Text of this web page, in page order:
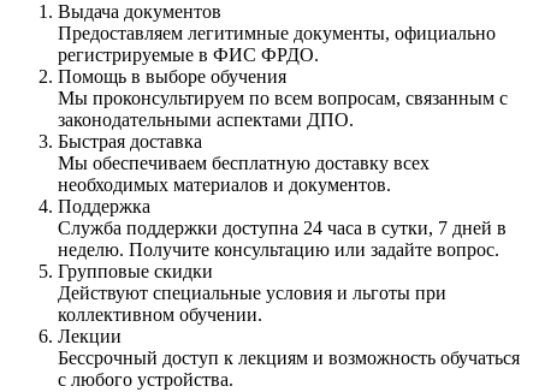
Выдача документов
Предоставляем легитимные документы, официально
регистрируемые в ФИС ФРДО.
Помощь в выборе обучения
Мы проконсультируем по всем вопросам, связанным с
законодательными аспектами ДПО.
Быстрая доставка
Мы обеспечиваем бесплатную доставку всех
необходимых материалов и документов.
Поддержка
Служба поддержки доступна 24 часа в сутки, 7 дней в
неделю. Получите консультацию или задайте вопрос.
Групповые скидки
Действуют специальные условия и льготы при
коллективном обучении.
Лекции
Бессрочный доступ к лекциям и возможность обучаться
с любого устройства.